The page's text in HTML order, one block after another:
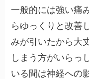
一般的には強い痛
らゆっくりと改善
みが引いたから大
しまう方がいらっ
いる間は神経への